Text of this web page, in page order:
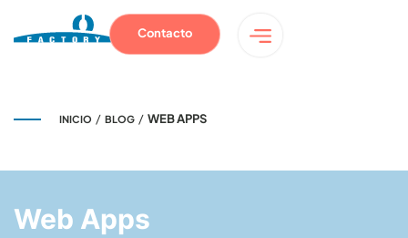
Contacto
INICIO / BLOG / WEB APPS
Web Apps